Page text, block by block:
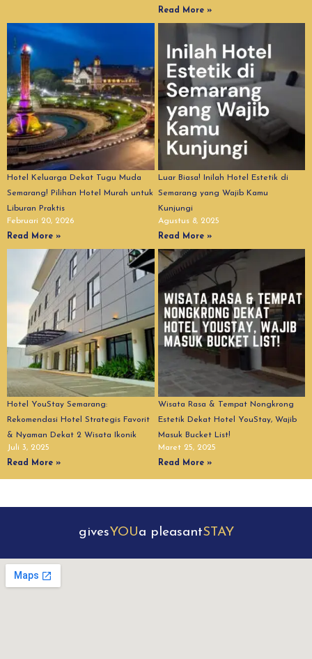
Read More »
Hotel Keluarga Dekat Tugu Muda
Semarang! Pilihan Hotel Murah untuk
Liburan Praktis
Februari 20, 2026
Read More »
Luar Biasa! Inilah Hotel Estetik di
Semarang yang Wajib Kamu
Kunjungi
Agustus 8, 2025
Read More »
Hotel YouStay Semarang:
Rekomendasi Hotel Strategis Favorit
& Nyaman Dekat 2 Wisata Ikonik
Juli 3, 2025
Read More »
Wisata Rasa & Tempat Nongkrong
Estetik Dekat Hotel YouStay, Wajib
Masuk Bucket List!
Maret 25, 2025
Read More »
givesYOUa pleasantSTAY